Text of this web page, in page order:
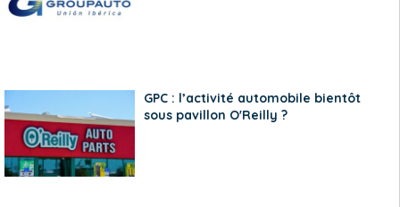
GPC : l’activité automobile bientôt
sous pavillon O'Reilly ?